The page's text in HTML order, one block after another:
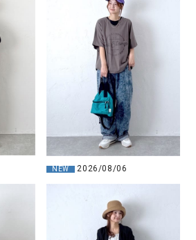
NEW 2026/08/06